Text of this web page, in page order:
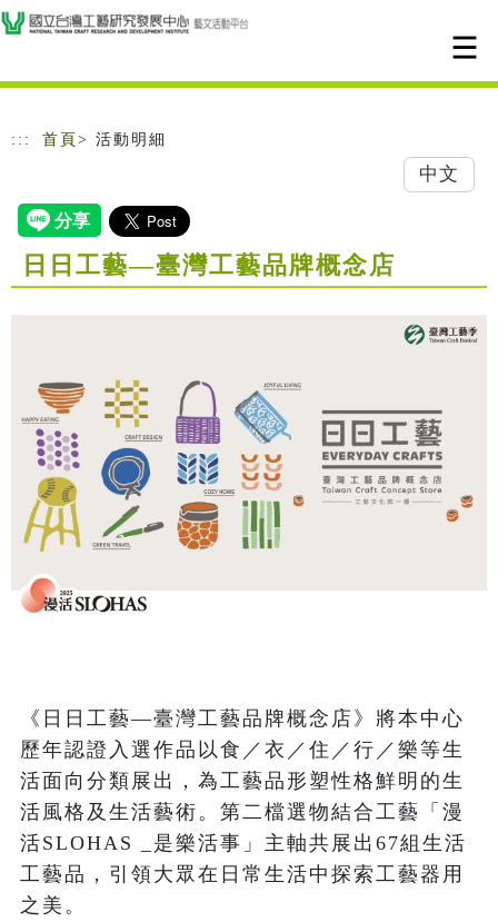
跳到主要內容
網站導覽
::: 首頁 > 活動明細
中文
日日工藝—臺灣工藝品牌概念店
《日日工藝—臺灣工藝品牌概念店》將本中心
歷年認證入選作品以食／衣／住／行／樂等生
活面向分類展出，為工藝品形塑性格鮮明的生
活風格及生活藝術。第二檔選物結合工藝「漫
活SLOHAS _是樂活事」主軸共展出67組生活
工藝品，引領大眾在日常生活中探索工藝器用
之美。